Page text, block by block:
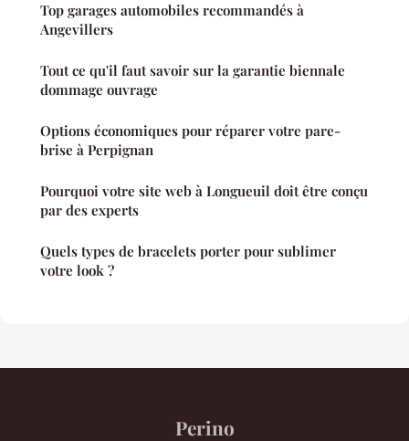
Top garages automobiles recommandés à
Angevillers
Tout ce qu'il faut savoir sur la garantie biennale
dommage ouvrage
Options économiques pour réparer votre pare-
brise à Perpignan
Pourquoi votre site web à Longueuil doit être conçu
par des experts
Quels types de bracelets porter pour sublimer
votre look ?
Perino